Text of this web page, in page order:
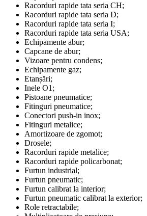
Racorduri rapide tata seria CH;
Racorduri rapide tata seria D;
Racorduri rapide tata seria I;
Racorduri rapide tata seria USA;
Echipamente abur;
Capcane de abur;
Vizoare pentru condens;
Echipamente gaz;
Etanșări;
Inele O1;
Pistoane pneumatice;
Fitinguri pneumatice;
Conectori push-in inox;
Fitinguri metalice;
Amortizoare de zgomot;
Drosele;
Racorduri rapide metalice;
Racorduri rapide policarbonat;
Furtun industrial;
Furtun pneumatic;
Furtun calibrat la interior;
Furtun pneumatic calibrat la exterior;
Role retractabile;